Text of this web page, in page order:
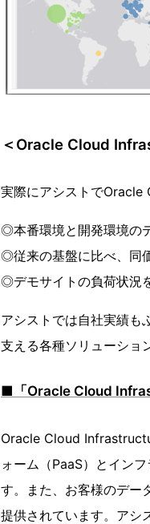
＜Oracle Cloud
実際にアシストでOracle
◎本番環境と開発環境の
◎従来の基盤に比べ、同
◎デモサイトの負荷状況
アシストでは自社実績
支える各種ソリューショ
■「Oracle Cloud
Oracle Cloud
ォーム（PaaS）とイン
す。また、お客様のデー
提供されています。ア